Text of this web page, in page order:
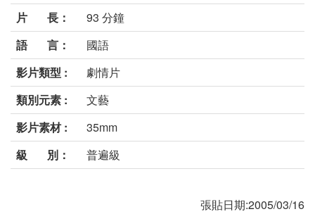
片 長：
93 分鐘
語 言：
國語
影片類型 :
劇情片
類別元素 :
文藝
影片素材 :
35mm
級 別：
普遍級
張貼日期:2005/03/16